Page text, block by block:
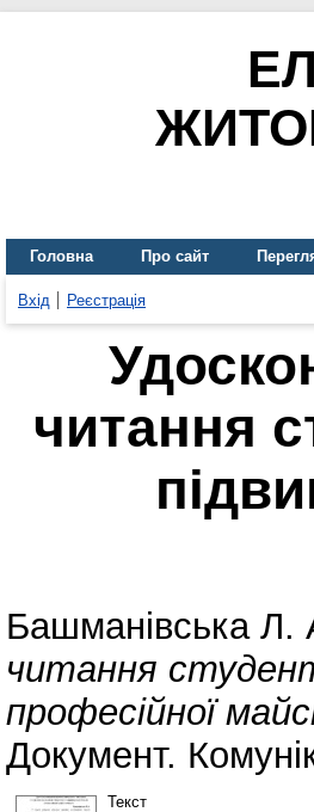
Головна Про сайт
Вхід Реєстрація
читання
Башманівська Л.
читання
професійної
Документ.
Текст